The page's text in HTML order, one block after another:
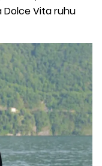
Dolce Vita ruhu